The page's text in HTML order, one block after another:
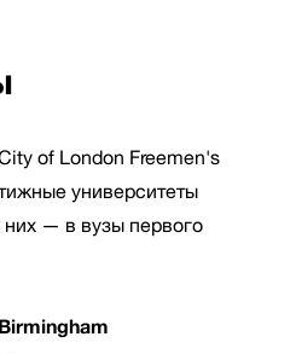
of London Freemen's
университеты
— в вузы первого